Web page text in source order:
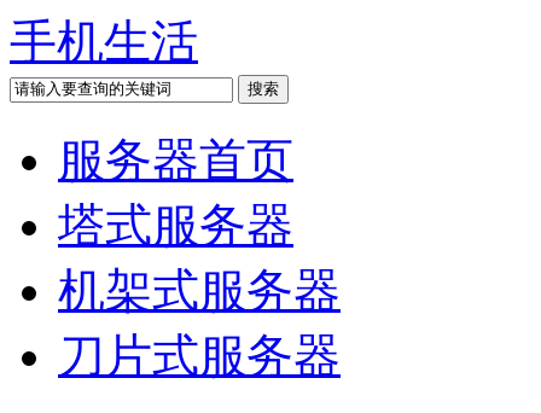
手机生活
服务器首页
塔式服务器
机架式服务器
刀片式服务器